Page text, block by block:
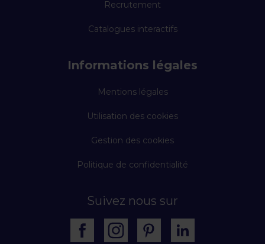
Recrutement
Catalogues interactifs
Informations légales
Mentions légales
Utilisation des cookies
Gestion des cookies
Politique de confidentialité
Suivez nous sur